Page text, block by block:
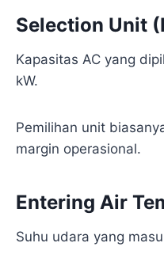
Selection Unit
Kapasitas AC yang
kW.
Pemilihan unit
margin operasional.
Entering Air
Suhu udara yang